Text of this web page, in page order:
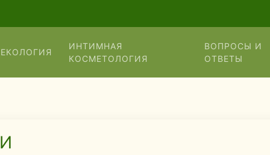
ИНТИМНАЯ
КОСМЕТОЛОГИЯ
ВОПРОСЫ И
ОТВЕТЫ